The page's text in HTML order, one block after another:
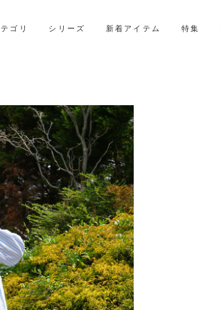
ゴリ
シリーズ 新着アイテム 特集